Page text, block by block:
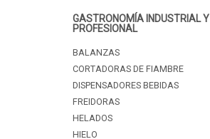
GASTRONOMÍA INDUSTRIAL Y
PROFESIONAL
BALANZAS
CORTADORAS DE FIAMBRE
DISPENSADORES BEBIDAS
FREIDORAS
HELADOS
HIELO